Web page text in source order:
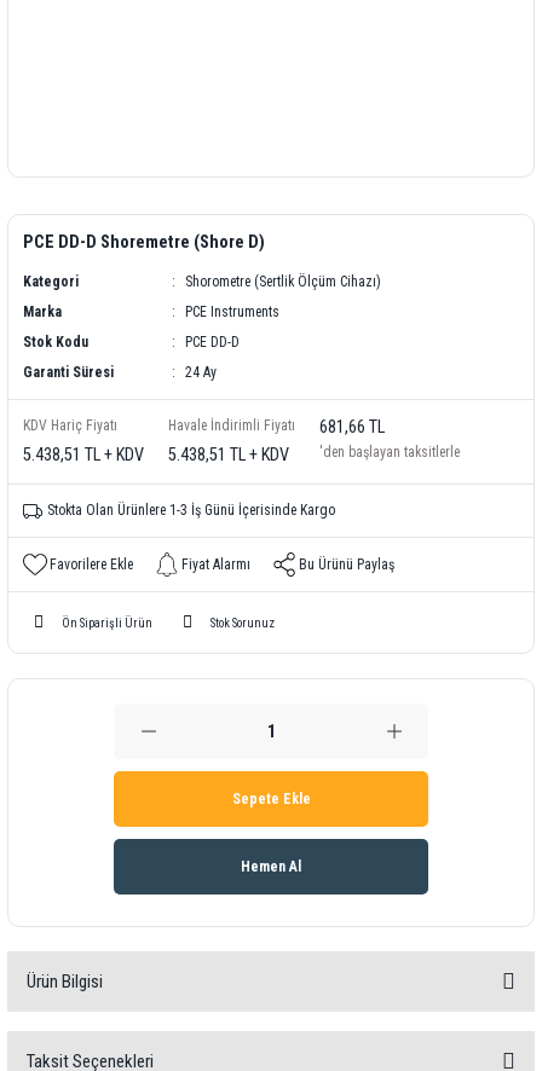
PCE DD-D Shoremetre (Shore D)
Kategori
Shorometre (Sertlik Ölçüm Cihazı)
Marka
PCE Instruments
Stok Kodu
PCE DD-D
Garanti Süresi
24 Ay
KDV Hariç Fiyatı
5.438,51 TL + KDV
Havale İndirimli Fiyatı
5.438,51 TL + KDV
681,66 TL
'den başlayan taksitlerle
Stokta Olan Ürünlere 1-3 İş Günü İçerisinde Kargo
Fiyat Alarmı Bu Ürünü Paylaş
Ön Siparişli Ürün Stok Sorunuz
Sepete Ekle
Hemen Al
Ürün Bilgisi
Shoremetre PCE-DD-D
Taksit Seçenekleri